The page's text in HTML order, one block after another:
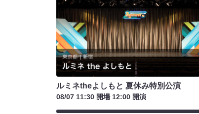
ルミネtheよしもと 夏休み特別公演
08/07 11:30 開場 12:00 開演